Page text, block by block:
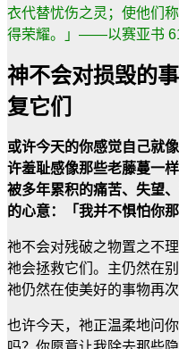
衣代替忧伤之灵；使他们
得荣耀。」 ——以赛亚书
神不会对损毁的
复它们
或许今天的你感觉自己就
许羞耻感像那些老藤蔓一
被多年累积的痛苦、失望
的心意：「我并不惧怕你
祂不会对残破之物置之不
祂会拯救它们。主仍然在
祂仍然在使美好的事物再次
也许今天，祂正温柔地问